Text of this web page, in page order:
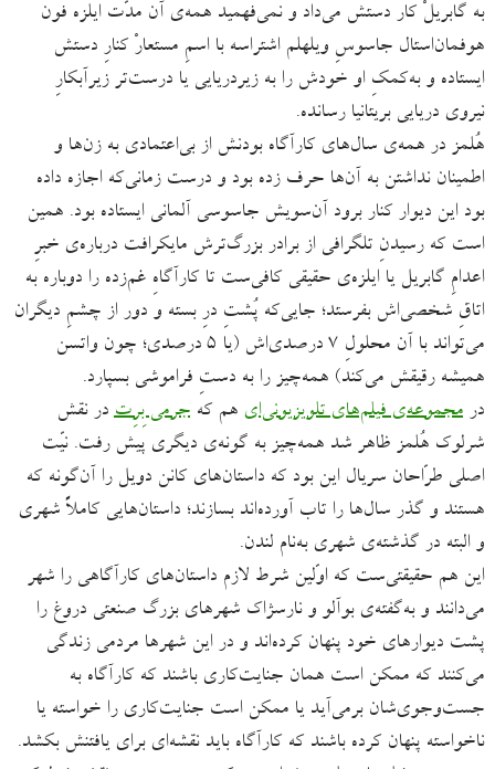
به گابریلْ کار دستش می‌داد و نمی‌فهمید همه‌ی آن مدّت ایلزه فون
هوفمان‌استال جاسوسِ ویلهلم اشتراسه با اسمِ مستعارْ کنارِ دستش
ایستاده و به‌کمکِ او خودش را به زیردریایی یا درست‌تر زیرآبکارِ
نیروی دریایی بریتانیا رسانده.
هُلمز در همه‌ی سال‌های کارآگاه‌ بودنش از بی‌اعتمادی به زن‌ها و
اطمینان ‌نداشتن به آن‌ها حرف زده بود و درست زمانی‌که اجازه داده
بود این دیوار کنار برود آن‌سویش جاسوسی آلمانی ایستاده بود. همین
است که رسیدنِ تلگرافی از برادر بزرگ‌ترش مایکرافت درباره‌ی خبرِ
اعدامِ گابریل یا ایلزه‌ی حقیقی کافی‌ست تا کارآگاهِ غم‌زده را دوباره به
اتاقِ شخصی‌اش بفرستد؛ جایی‌که پُشتِ درِ بسته و دور از چشمِ دیگران
می‌تواند با آن محلولِ ۷ ‌درصدی‌‌اش (یا ۵ ‌درصدی؛ چون واتسن
همیشه رقیقش می‌کند) همه‌چیز را به ‌دستِ فراموشی بسپارد.
در مجموعه‌ی فیلم‌های تلویزیونی‌ای هم که جرمی بِرِت در نقش
شرلوک هُلمز ظاهر شد ‌همه‌چیز به گونه‌ی دیگری پیش رفت. نیّت
اصلی طرّاحان سریال این بود که داستان‌های کانن دویل را آن‌گونه که
هستند و گذر سال‌ها را تاب آورده‌اند بسازند؛ داستان‌هایی کاملاً شهری
و البته در گذشته‌ی شهری به‌نام لندن.
این هم حقیقتی‌ست که اوّلین شرط لازم داستان‌های کارآگاهی را شهر
می‌دانند و به‌گفته‌ی بوآلو و نارسژاک شهرهای بزرگ صنعتی دروغ را
پشت دیوارهای خود پنهان کرده‌اند و در این شهرها مردمی زندگی
می‌کنند که ممکن است همان جنایت‌کاری باشند که کارآگاه به
جست‌وجوی‌شان برمی‌آید یا ممکن است جنایت‌کاری را خواسته یا
ناخواسته پنهان کرده باشند که کارآگاه باید نقشه‌ای برای یافتنش بکشد.